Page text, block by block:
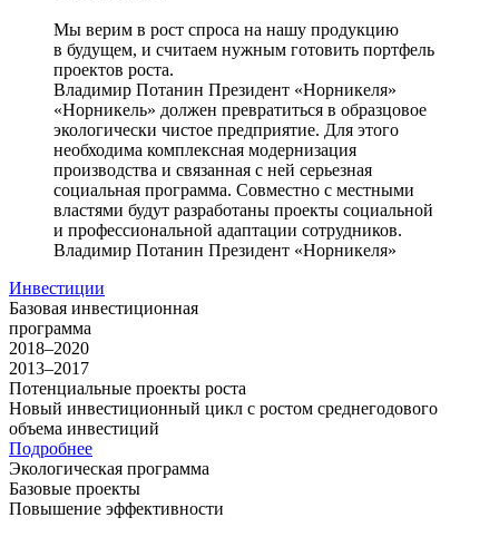
Мы верим в рост спроса на нашу продукцию
в будущем, и считаем нужным готовить портфель
проектов роста.
Владимир Потанин Президент «Норникеля»
«Норникель» должен превратиться в образцовое
экологически чистое предприятие. Для этого
необходима комплексная модернизация
производства и связанная с ней серьезная
социальная программа. Совместно с местными
властями будут разработаны проекты социальной
и профессиональной адаптации сотрудников.
Владимир Потанин Президент «Норникеля»
Инвестиции
Базовая инвестиционная
программа
2018–2020
2013–2017
Потенциальные проекты роста
Новый инвестиционный цикл с ростом среднегодового
объема инвестиций
Подробнее
Экологическая программа
Базовые проекты
Повышение эффективности